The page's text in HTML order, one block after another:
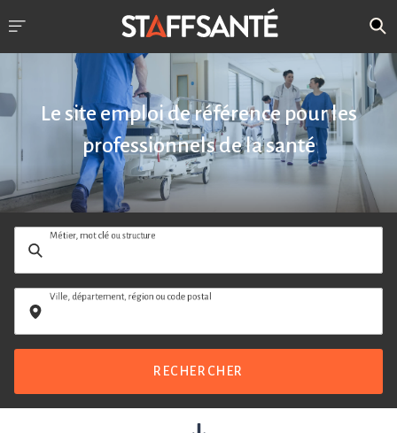
Le site emploi de référence pour les
professionnels de la santé
Métier, mot clé ou structure
Ville, département, région ou code postal
RECHERCHER